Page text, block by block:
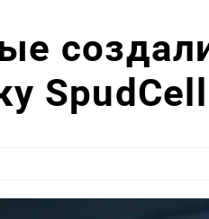
SpudCell